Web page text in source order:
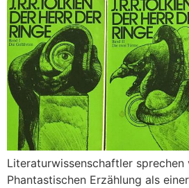
Literaturwissenschaftler sprechen
Phantastischen Erzählung als